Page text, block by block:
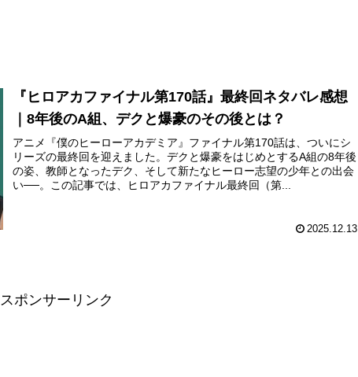
『ヒロアカファイナル第170話』最終回ネタバレ感想
｜8年後のA組、デクと爆豪のその後とは？
アニメ『僕のヒーローアカデミア』ファイナル第170話は、ついにシ
リーズの最終回を迎えました。デクと爆豪をはじめとするA組の8年後
の姿、教師となったデク、そして新たなヒーロー志望の少年との出会
い──。この記事では、ヒロアカファイナル最終回（第...
2025.12.13
スポンサーリンク